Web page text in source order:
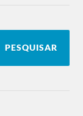
PESQUISAR